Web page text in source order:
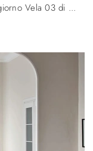
Clicca e ottieni informazioni! Mobile soggiorno Vela 03 di Sangiacomo in laccato lucido: ti sta aspettando per completare le tue stanze moderne.